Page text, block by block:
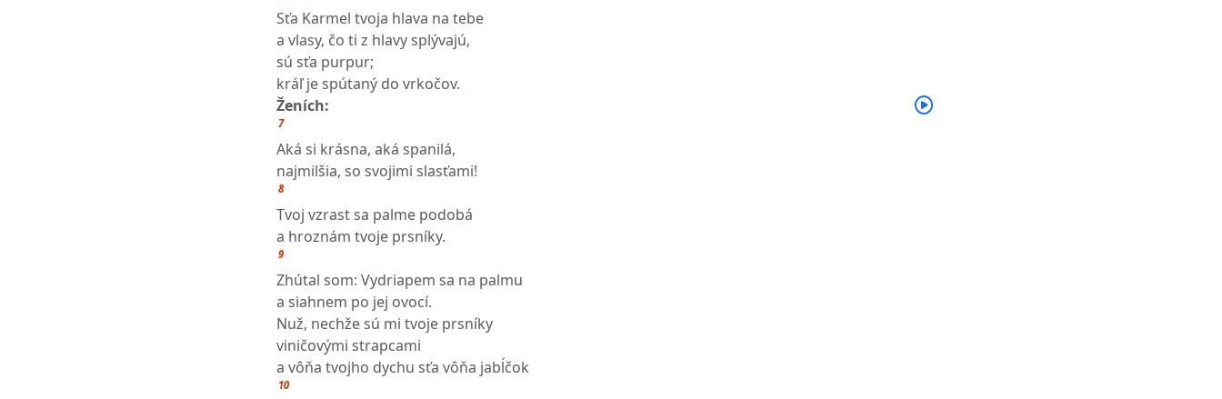
Sťa Karmel tvoja hlava na tebe
a vlasy, čo ti z hlavy splývajú,
sú sťa purpur;
kráľ je spútaný do vrkočov.
Ženích:
7
Aká si krásna, aká spanilá,
najmilšia, so svojimi slasťami!
8
Tvoj vzrast sa palme podobá
a hroznám tvoje prsníky.
9
Zhútal som: Vydriapem sa na palmu
a siahnem po jej ovocí.
Nuž, nechže sú mi tvoje prsníky
viničovými strapcami
a vôňa tvojho dychu sťa vôňa jabĺčok
10